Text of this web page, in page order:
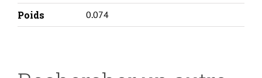
Poids 0.074